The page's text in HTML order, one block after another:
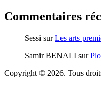
Commentaires
Sessi surLes arts
Samir BENALI sur
Copyright © 2026. Tous